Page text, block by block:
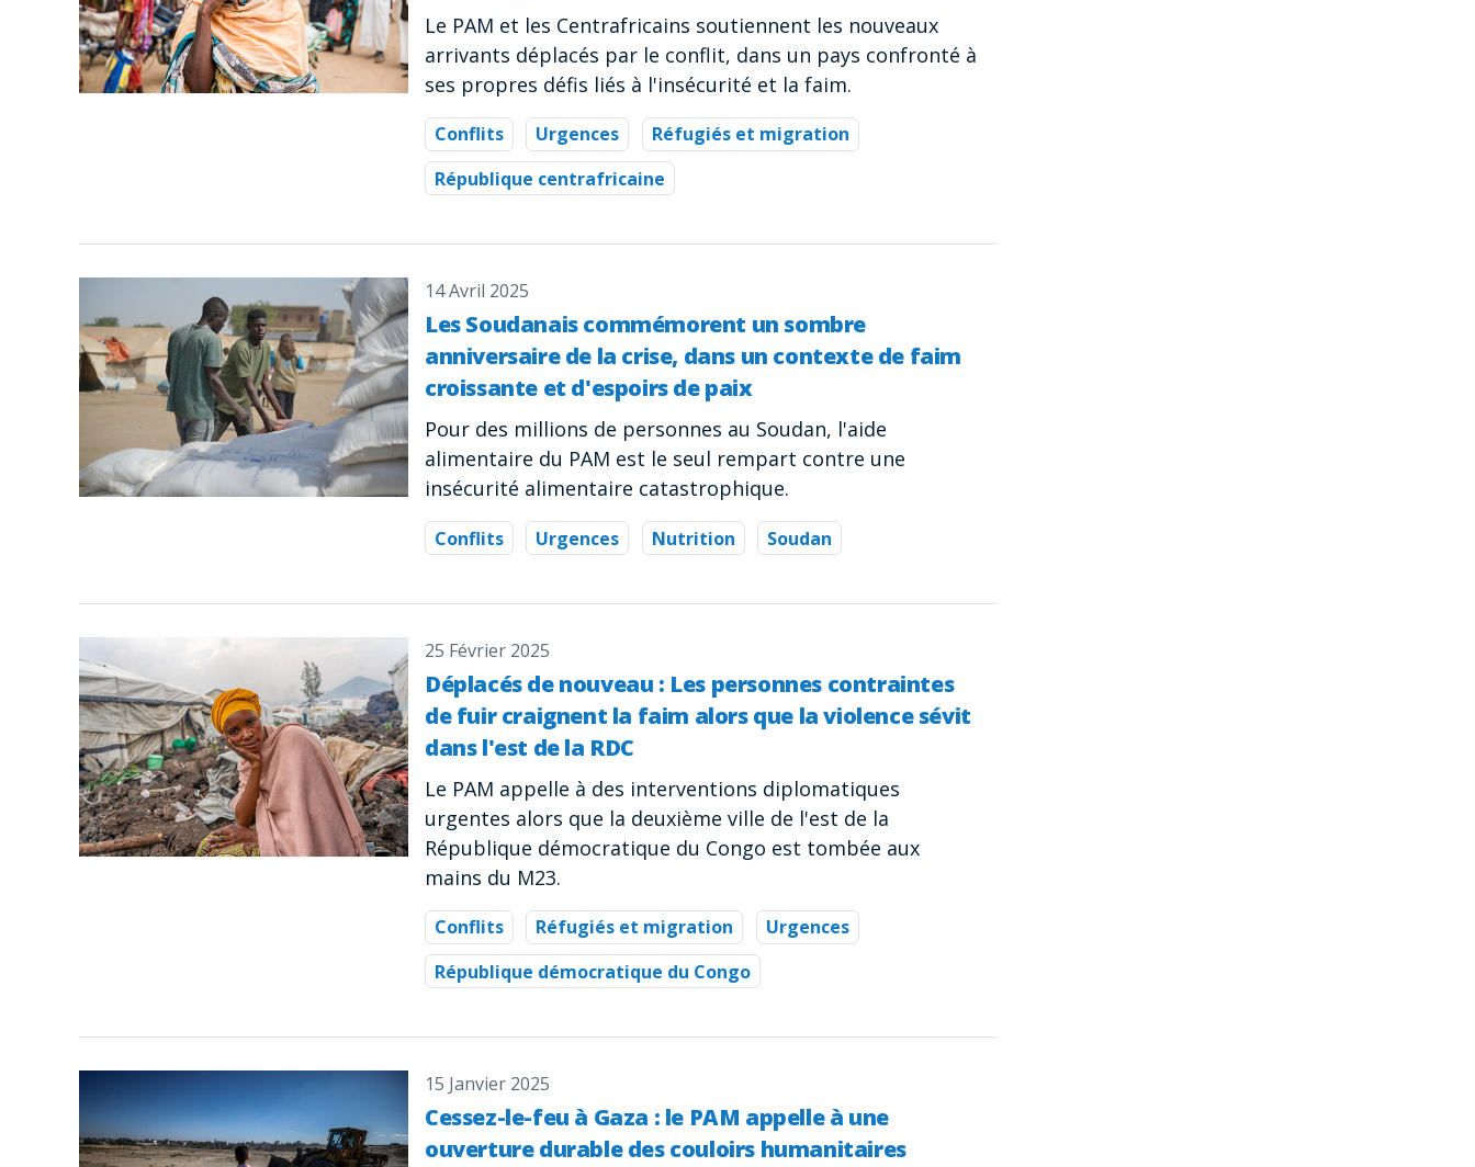
Le PAM et les Centrafricains soutiennent les nouveaux
arrivants déplacés par le conflit, dans un pays confronté à
ses propres défis liés à l'insécurité et la faim.
Conflits Urgences
Réfugiés et migration
République centrafricaine
14 Avril 2025
Les Soudanais commémorent un sombre
anniversaire de la crise, dans un contexte de faim
croissante et d'espoirs de paix
Pour des millions de personnes au Soudan, l'aide
alimentaire du PAM est le seul rempart contre une
insécurité alimentaire catastrophique.
Conflits Urgences Nutrition Soudan
25 Février 2025
Déplacés de nouveau : Les personnes contraintes
de fuir craignent la faim alors que la violence sévit
dans l'est de la RDC
Le PAM appelle à des interventions diplomatiques
urgentes alors que la deuxième ville de l'est de la
République démocratique du Congo est tombée aux
mains du M23.
Conflits Réfugiés et migration
Urgences
République démocratique du Congo
15 Janvier 2025
Cessez-le-feu à Gaza : le PAM appelle à une
ouverture durable des couloirs humanitaires